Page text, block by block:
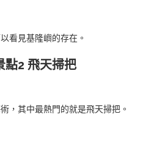
看見基隆嶼的存在。
點2 飛天掃把
，其中最熱門的就是飛天掃把。